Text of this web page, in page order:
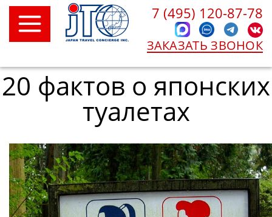
7 (495) 120-87-78
ЗАКАЗАТЬ ЗВОНОК
20 фактов о японских
туалетах